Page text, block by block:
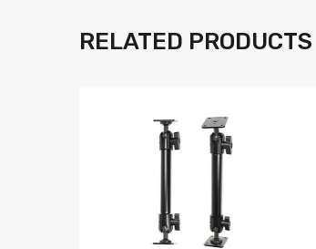
RELATED PRODUCTS